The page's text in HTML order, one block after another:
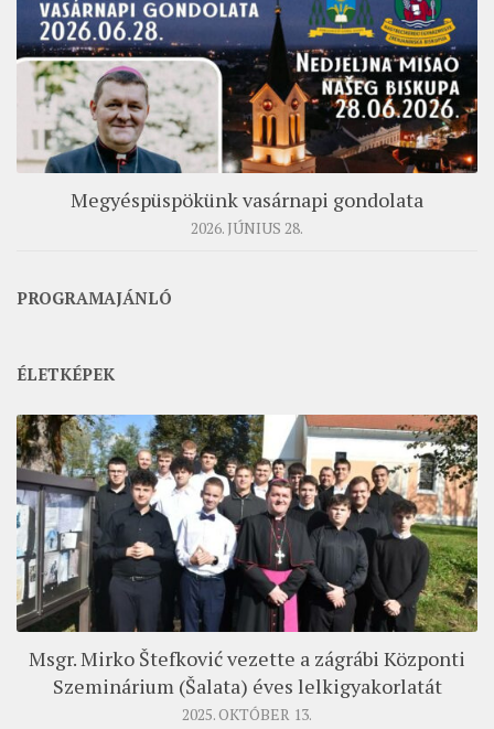
Megyéspüspökünk vasárnapi gondolata
2026. JÚNIUS 28.
PROGRAMAJÁNLÓ
ÉLETKÉPEK
Msgr. Mirko Štefković vezette a zágrábi Központi
Szeminárium (Šalata) éves lelkigyakorlatát
2025. OKTÓBER 13.